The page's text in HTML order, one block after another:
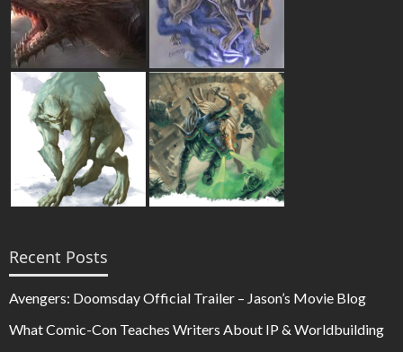
Recent Posts
Avengers: Doomsday Official Trailer – Jason’s Movie Blog
What Comic-Con Teaches Writers About IP & Worldbuilding